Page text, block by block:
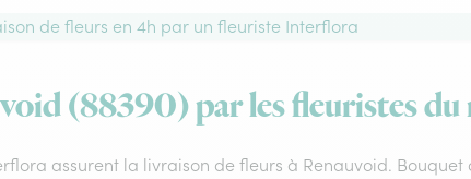
de fleurs en 4h par un fleuriste Interflora
(88390) par les fleuristes
assurent la livraison de fleurs à Renauvoid.